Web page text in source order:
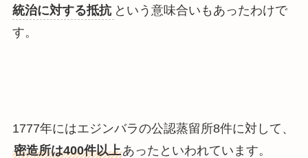
統治に対する抵抗 という意味合いもあったわけで
す。
1777年にはエジンバラの公認蒸留所8件に対して、
密造所は400件以上あったといわれています。